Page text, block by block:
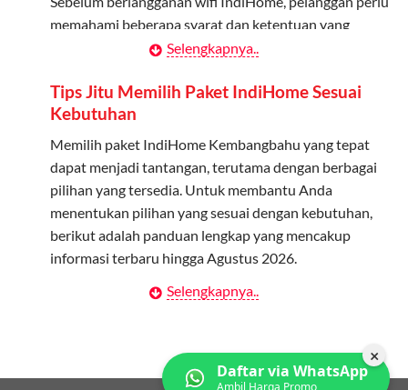
Bagikan Kuota: Setelah terdaftar, anggota bisa langsung
menggunakan kuota keluarga.
kuota melalui aplikasi MyTelkomsel.
memahami beberapa syarat dan ketentuan yang
Kontrak Berlangganan
Pelanggan harus menandatangani Kontrak
Berlangganan yang mencakup data pelanggan, jenis
layanan indihome Kembangbahu yang dipilih, serta
syarat dan ketentuan yang berlaku. Kontrak ini dapat
diubah atau ditambah sesuai kebutuhan.
Biaya Pasang Baru (PSB)
perangkat CPE (Customer Premises Equipment)
dilakukan sebelum layanan wifi indiHome dapat
Selengkapnya..
Tips Jitu Memilih Paket IndiHome Sesuai
Kebutuhan
Memilih paket IndiHome Kembangbahu yang tepat
dapat menjadi tantangan, terutama dengan berbagai
pilihan yang tersedia. Untuk membantu Anda
menentukan pilihan yang sesuai dengan kebutuhan,
berikut adalah panduan lengkap yang mencakup
informasi terbaru hingga Agustus 2026.
Menentukan Kebutuhan Kecepatan Internet
Kembangbahu adalah memahami kebutuhan
kecepatan wifi IndiHome yang anda butuhkan. Berikut
Selengkapnya..
×
Daftar via WhatsApp
Ambil Harga Promo